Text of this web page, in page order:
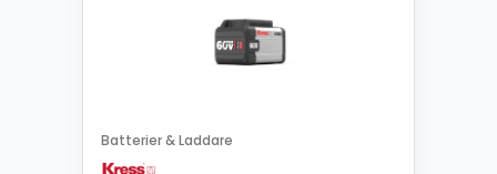
Batterier & Laddare